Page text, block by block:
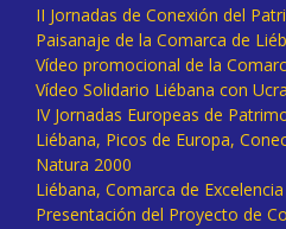
II Jornadas de Conexión del
Paisanaje de la Comarca de
Vídeo promocional de la
Vídeo Solidario Liébana con
IV Jornadas Europeas de
Liébana, Picos de Europa,
Natura 2000
Liébana, Comarca de
Presentación del Proyecto de